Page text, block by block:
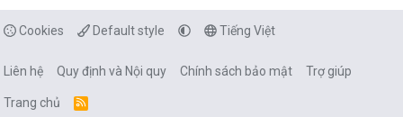
Cookies Default style Tiếng Việt
Liên hệ Quy định và Nội quy Chính sách bảo mật Trợ giúp
Trang chủ
R